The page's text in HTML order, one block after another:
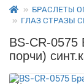
БРАСЛЕТЫ
ГЛАЗ СТРАЗЫ
BS-CR-0575
порчи)